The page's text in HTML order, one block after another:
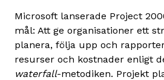
Microsoft lanserade Project
mål: Att ge organisationer ett
planera, följa upp och
resurser och kostnader enligt
waterfall-metodiken. Projekt